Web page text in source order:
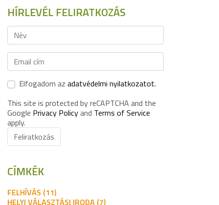
HÍRLEVÉL FELIRATKOZÁS
Elfogadom az adatvédelmi nyilatkozatot.
This site is protected by reCAPTCHA and the
Google Privacy Policyand Terms of Service
apply.
Feliratkozás
CÍMKÉK
FELHÍVÁS (11)
HELYI VÁLASZTÁSI IRODA (7)